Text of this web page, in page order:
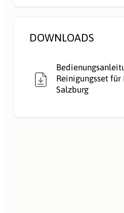
DOWNLOADS
Reinigungsset
Salzburg